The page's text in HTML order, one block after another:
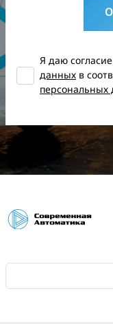
Я даю согласие
данных в
персональных